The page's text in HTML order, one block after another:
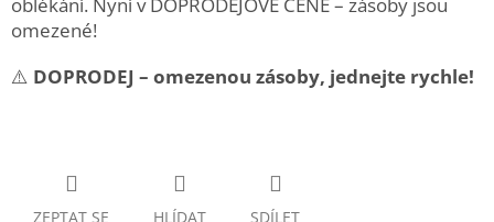
oblékání. Nyní v DOPRODEJOVÉ CENĚ – zásoby jsou
omezené!
⚠️ DOPRODEJ – omezenou zásoby, jednejte rychle!
ZEPTAT SE HLÍDAT SDÍLET